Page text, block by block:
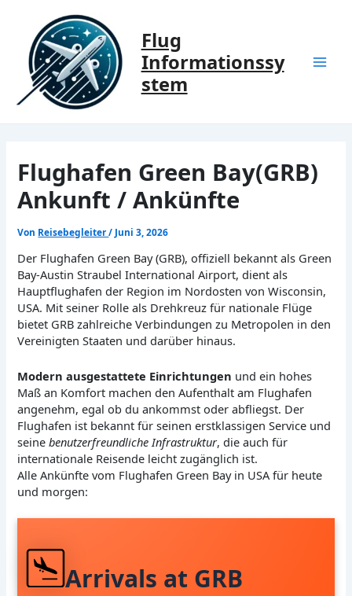
springen
Flug
Informationssy
stem
Flughafen Green Bay(GRB)
Ankunft / Ankünfte
Von Reisebegleiter/ Juni 3, 2026
Der Flughafen Green Bay (GRB), offiziell bekannt als Green
Bay-Austin Straubel International Airport, dient als
Hauptflughafen der Region im Nordosten von Wisconsin,
USA. Mit seiner Rolle als Drehkreuz für nationale Flüge
bietet GRB zahlreiche Verbindungen zu Metropolen in den
Vereinigten Staaten und darüber hinaus.
Modern ausgestattete Einrichtungen und ein hohes
Maß an Komfort machen den Aufenthalt am Flughafen
angenehm, egal ob du ankommst oder abfliegst. Der
Flughafen ist bekannt für seinen erstklassigen Service und
seinebenutzerfreundliche Infrastruktur, die auch für
internationale Reisende leicht zugänglich ist.
Alle Ankünfte vom Flughafen Green Bay in USA für heute
und morgen:
Arrivals at GRB